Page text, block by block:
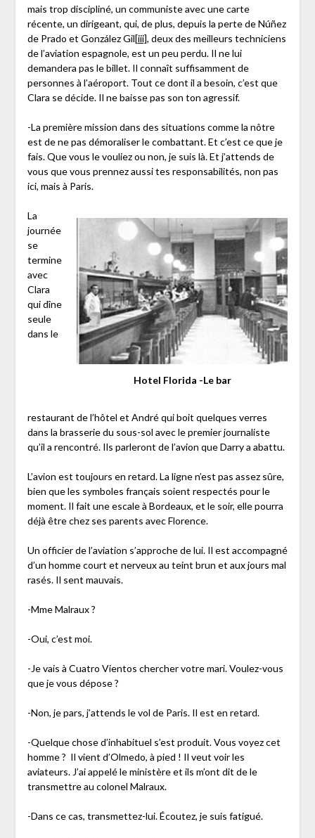
mais trop discipliné, un communiste avec une carte
récente, un dirigeant, qui, de plus, depuis la perte de Núñez
de Prado et González Gil[iii], deux des meilleurs techniciens
de l’aviation espagnole, est un peu perdu. Il ne lui
demandera pas le billet. Il connaît suffisamment de
personnes à l’aéroport. Tout ce dont il a besoin, c’est que
Clara se décide. Il ne baisse pas son ton agressif.
-La première mission dans des situations comme la nôtre
est de ne pas démoraliser le combattant. Et c’est ce que je
fais. Que vous le vouliez ou non, je suis là. Et j’attends de
vous que vous prennez aussi tes responsabilités, non pas
ici, mais à Paris.
Hotel Florida -Le bar
La
journée
se
termine
avec
Clara
qui dîne
seule
dans le
restaurant de l’hôtel et André qui boit quelques verres
dans la brasserie du sous-sol avec le premier journaliste
qu’il a rencontré. Ils parleront de l’avion que Darry a abattu.
L’avion est toujours en retard. La ligne n’est pas assez sûre,
bien que les symboles français soient respectés pour le
moment. Il fait une escale à Bordeaux, et le soir, elle pourra
déjà être chez ses parents avec Florence.
Un officier de l’aviation s’approche de lui. Il est accompagné
d’un homme court et nerveux au teint brun et aux jours mal
rasés. Il sent mauvais.
-Mme Malraux ?
-Oui, c’est moi.
-Je vais à Cuatro Vientos chercher votre mari. Voulez-vous
que je vous dépose ?
-Non, je pars, j’attends le vol de Paris. Il est en retard.
-Quelque chose d’inhabituel s’est produit. Vous voyez cet
homme ? Il vient d’Olmedo, à pied ! Il veut voir les
aviateurs. J’ai appelé le ministère et ils m’ont dit de le
transmettre au colonel Malraux.
-Dans ce cas, transmettez-lui. Écoutez, je suis fatigué.